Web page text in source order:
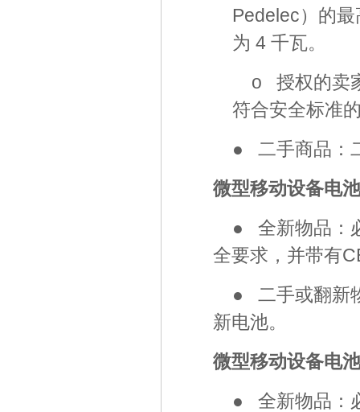
Pedelec）的
为 4 千瓦。
o 授权的卖
符合安全标准
● 二手商品：
微型移动设备电
● 全新物品：
全要求，并带有
● 二手或翻新
新电池。
微型移动设备电
● 全新物品：